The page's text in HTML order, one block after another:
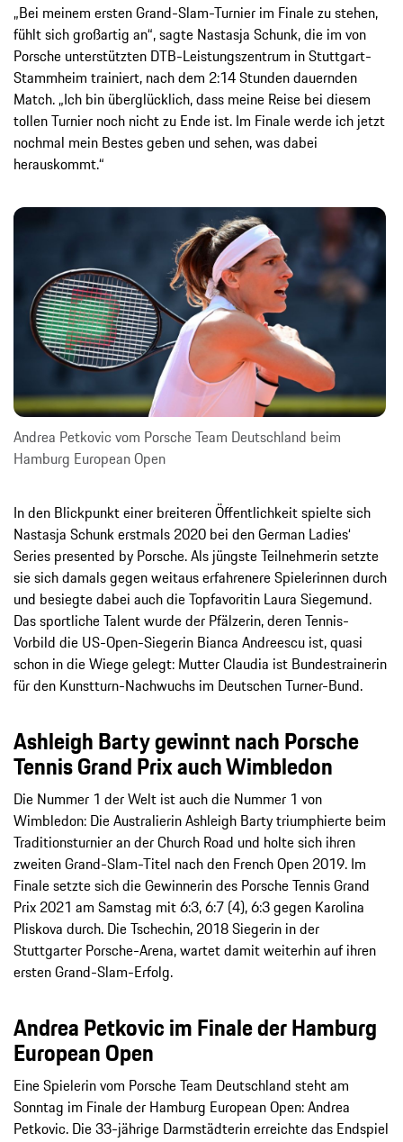
„Bei meinem ersten Grand-Slam-Turnier im Finale zu stehen,
fühlt sich großartig an“, sagte Nastasja Schunk, die im von
Porsche unterstützten DTB-Leistungszentrum in Stuttgart-
Stammheim trainiert, nach dem 2:14 Stunden dauernden
Match. „Ich bin überglücklich, dass meine Reise bei diesem
tollen Turnier noch nicht zu Ende ist. Im Finale werde ich jetzt
nochmal mein Bestes geben und sehen, was dabei
herauskommt.“
Andrea Petkovic vom Porsche Team Deutschland beim
Hamburg European Open
In den Blickpunkt einer breiteren Öffentlichkeit spielte sich
Nastasja Schunk erstmals 2020 bei den German Ladies‘
Series presented by Porsche. Als jüngste Teilnehmerin setzte
sie sich damals gegen weitaus erfahrenere Spielerinnen durch
und besiegte dabei auch die Topfavoritin Laura Siegemund.
Das sportliche Talent wurde der Pfälzerin, deren Tennis-
Vorbild die US-Open-Siegerin Bianca Andreescu ist, quasi
schon in die Wiege gelegt: Mutter Claudia ist Bundestrainerin
für den Kunstturn-Nachwuchs im Deutschen Turner-Bund.
Ashleigh Barty gewinnt nach Porsche
Tennis Grand Prix auch Wimbledon
Die Nummer 1 der Welt ist auch die Nummer 1 von
Wimbledon: Die Australierin Ashleigh Barty triumphierte beim
Traditionsturnier an der Church Road und holte sich ihren
zweiten Grand-Slam-Titel nach den French Open 2019. Im
Finale setzte sich die Gewinnerin des Porsche Tennis Grand
Prix 2021 am Samstag mit 6:3, 6:7 (4), 6:3 gegen Karolina
Pliskova durch. Die Tschechin, 2018 Siegerin in der
Stuttgarter Porsche-Arena, wartet damit weiterhin auf ihren
ersten Grand-Slam-Erfolg.
Andrea Petkovic im Finale der Hamburg
European Open
Eine Spielerin vom Porsche Team Deutschland steht am
Sonntag im Finale der Hamburg European Open: Andrea
Petkovic. Die 33-jährige Darmstädterin erreichte das Endspiel